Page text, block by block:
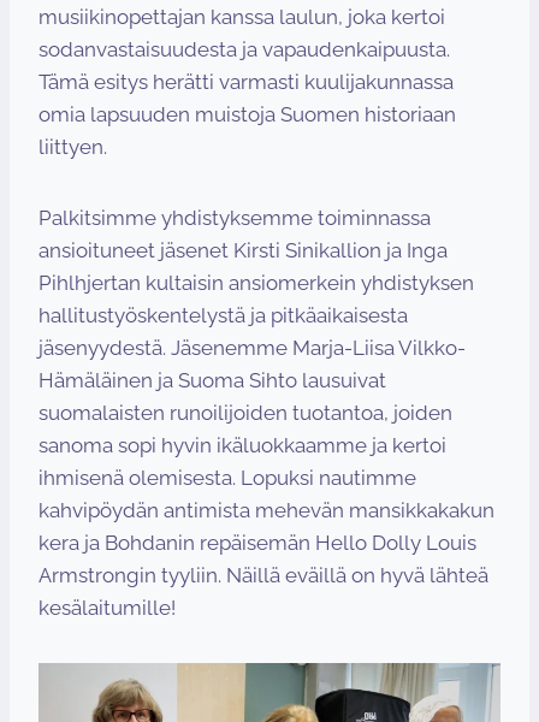
musiikinopettajan kanssa laulun, joka kertoi
sodanvastaisuudesta ja vapaudenkaipuusta.
Tämä esitys herätti varmasti kuulijakunnassa
omia lapsuuden muistoja Suomen historiaan
liittyen.
Palkitsimme yhdistyksemme toiminnassa
ansioituneet jäsenet Kirsti Sinikallion ja Inga
Pihlhjertan kultaisin ansiomerkein yhdistyksen
hallitustyöskentelystä ja pitkäaikaisesta
jäsenyydestä. Jäsenemme Marja-Liisa Vilkko-
Hämäläinen ja Suoma Sihto lausuivat
suomalaisten runoilijoiden tuotantoa, joiden
sanoma sopi hyvin ikäluokkaamme ja kertoi
ihmisenä olemisesta. Lopuksi nautimme
kahvipöydän antimista mehevän mansikkakakun
kera ja Bohdanin repäisemän Hello Dolly Louis
Armstrongin tyyliin. Näillä eväillä on hyvä lähteä
kesälaitumille!